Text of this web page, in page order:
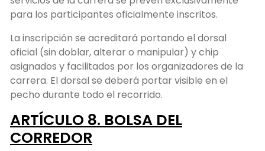
para los participantes oficialmente inscritos.
La inscripción se acreditará portando el dorsal
oficial (sin doblar, alterar o manipular) y chip
asignados y facilitados por los organizadores de la
carrera. El dorsal se deberá portar visible en el
pecho durante todo el recorrido.
ARTÍCULO 8. BOLSA DEL
CORREDOR